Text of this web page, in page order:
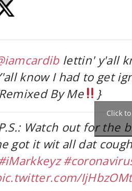
lettin' y'all
know I had to get
By Me
}
Watch out for the
got it wit all dat
Click